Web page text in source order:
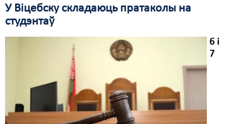
У Віцебску складаюць пратаколы на
студэнтаў
6 і
7
Рознае
Свабода слова
Свабода сумленьня
Сьмяротнае пакараньне